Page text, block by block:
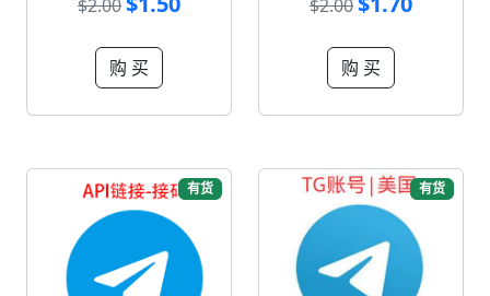
$2.00
购 买
$2.00
购 买
有货 有货